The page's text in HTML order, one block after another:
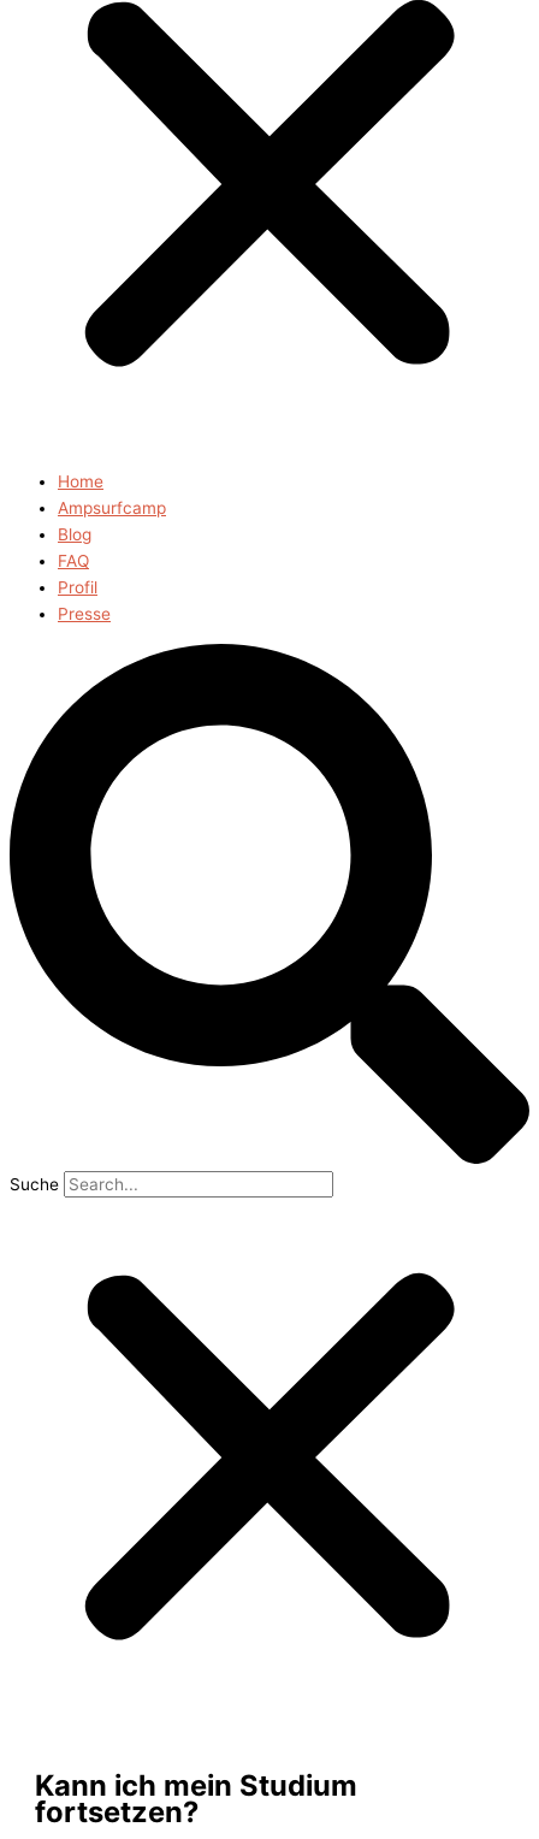
Home
Ampsurfcamp
Blog
FAQ
Profil
Presse
Suche
Kann ich mein Studium
fortsetzen?